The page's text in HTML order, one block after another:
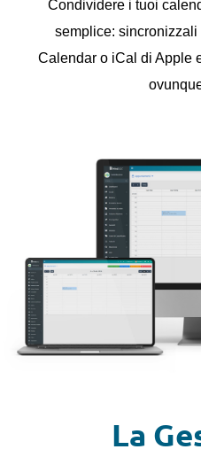
Condividere i tuoi
semplice:
Calendar o iCal di Apple
La